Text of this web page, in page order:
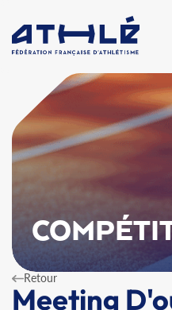
Retour
Meeting